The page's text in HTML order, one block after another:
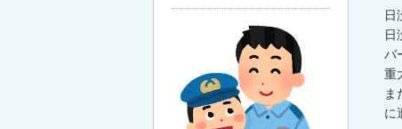
日
日
バ
重
ま
に